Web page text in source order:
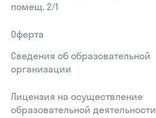
помещ. 2/1
Оферта
Сведения об образовательной
организации
Лицензия на осуществление
образовательной деятельности